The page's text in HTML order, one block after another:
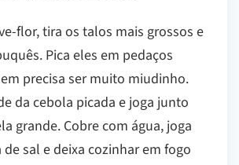
flor, tira os talos mais grossos e
Pica eles em pedaços
precisa ser muito miudinho.
da cebola picada e joga junto
grande. Cobre com água, joga
sal e deixa cozinhar em fogo